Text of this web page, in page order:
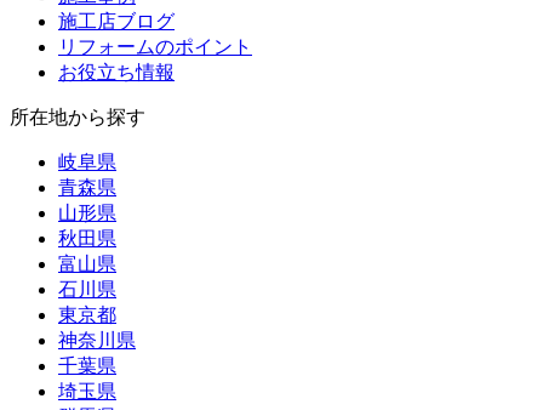
施工店ブログ
リフォームのポイント
お役立ち情報
所在地から探す
岐阜県
青森県
山形県
秋田県
富山県
石川県
東京都
神奈川県
千葉県
埼玉県